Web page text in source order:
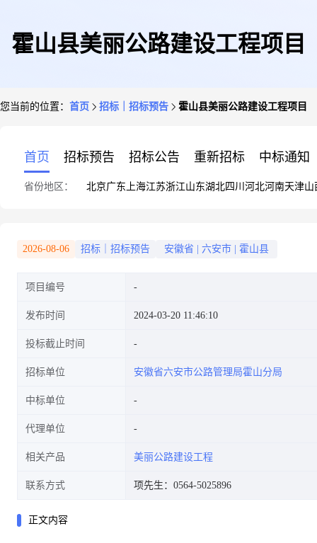
霍山县美丽公路建设工程项目
您当前的位置： 首页 招标｜招标预告 霍山县美丽公路建设工程项目
首页 招标预告 招标公告 重新招标 中标通知
省份地区： 北京广东 上海江苏浙江山东湖北四川 河北河南天津山
2026-08-06 招标｜招标预告 安徽省 六安市 霍山县
项目编号
发布时间 2024-03-20 11:46:10
投标截止时间
招标单位 安徽省六安市公路管理局霍山分局
中标单位
代理单位
相关产品 美丽公路建设工程
联系方式 项先生：0564-5025896
正文内容